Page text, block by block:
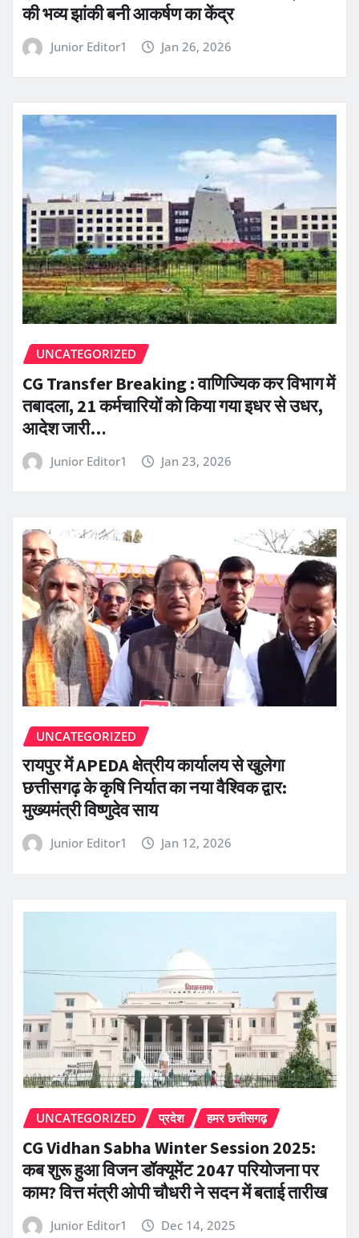
की भव्य झांकी बनी आकर्षण का केंद्र
Junior Editor1 Jan 26, 2026
UNCATEGORIZED
CG Transfer Breaking : वाणिज्यिक कर विभाग में
तबादला, 21 कर्मचारियों को किया गया इधर से उधर,
आदेश जारी…
Junior Editor1 Jan 23, 2026
UNCATEGORIZED
रायपुर में APEDA क्षेत्रीय कार्यालय से खुलेगा
छत्तीसगढ़ के कृषि निर्यात का नया वैश्विक द्वार:
मुख्यमंत्री विष्णुदेव साय
Junior Editor1 Jan 12, 2026
UNCATEGORIZED प्रदेश हमर छत्तीसगढ़
CG Vidhan Sabha Winter Session 2025:
कब शुरू हुआ विजन डॉक्यूमेंट 2047 परियोजना पर
काम? वित्त मंत्री ओपी चौधरी ने सदन में बताई तारीख
Junior Editor1 Dec 14, 2025